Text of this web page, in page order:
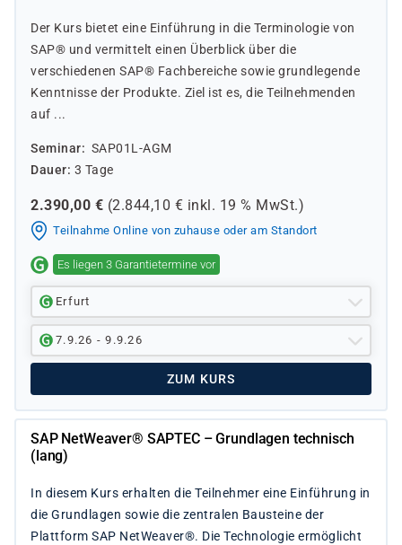
Der Kurs bietet eine Einführung in die Terminologie von
SAP® und vermittelt einen Überblick über die
verschiedenen SAP® Fachbereiche sowie grundlegende
Kenntnisse der Produkte. Ziel ist es, die Teilnehmenden
auf ...
Seminar
SAP01L-AGM
Dauer 3 Tage
2.390,00 € (2.844,10 € inkl. 19 % MwSt.)
Teilnahme Online von zuhause oder am Standort
Es liegen 3 Garantietermine vor
Erfurt
7.9.26 - 9.9.26
ZUM KURS
SAP NetWeaver® SAPTEC – Grundlagen technisch
(lang)
In diesem Kurs erhalten die Teilnehmer eine Einführung in
die Grundlagen sowie die zentralen Bausteine der
Plattform SAP NetWeaver®. Die Technologie ermöglicht